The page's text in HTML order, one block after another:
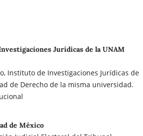
Jurídicas de la UNAM
Instituto de Investigaciones Jurídicas de
de Derecho de la misma universidad.
de México